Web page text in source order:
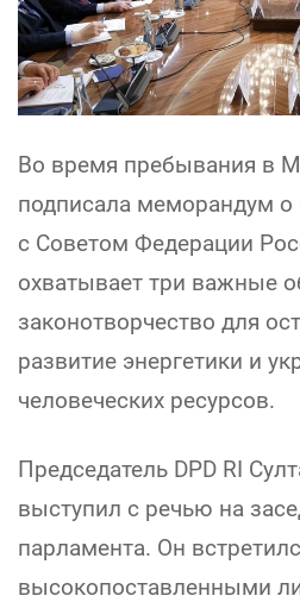
Во время пребывания в
подписала меморандум
с Советом Федерации
охватывает три важные
законотворчество для
развитие энергетики и
человеческих ресурсов.
Председатель DPD RI
выступил с речью на
парламента. Он
высокопоставленными